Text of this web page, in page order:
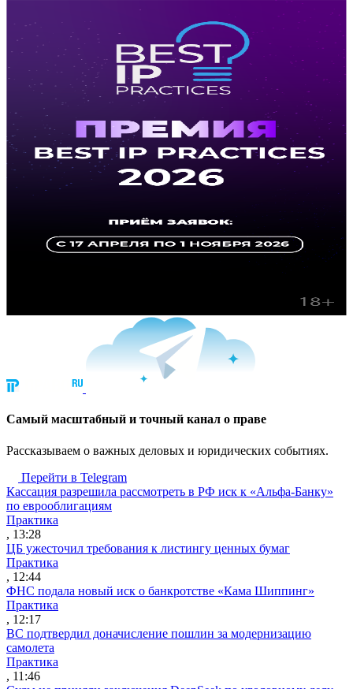
Cамый масштабный и точный канал о праве
Рассказываем о важных деловых и юридических событиях.
Перейти в Telegram
Кассация разрешила рассмотреть в РФ иск к «Альфа-Банку»
по еврооблигациям
Практика
, 13:28
ЦБ ужесточил требования к листингу ценных бумаг
Практика
, 12:44
ФНС подала новый иск о банкротстве «Кама Шиппинг»
Практика
, 12:17
ВС подтвердил доначисление пошлин за модернизацию
самолета
Практика
, 11:46